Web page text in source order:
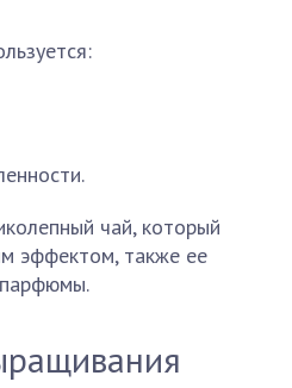
чай, который
эффектом, также ее
парфюмы.